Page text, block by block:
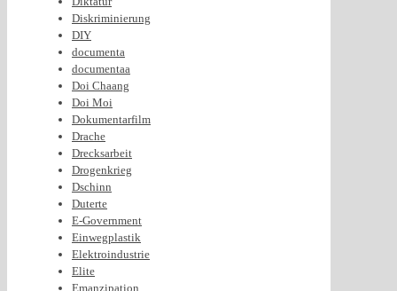
Diskriminierung
DIY
documenta
documentaa
Doi Chaang
Doi Moi
Dokumentarfilm
Drache
Drecksarbeit
Drogenkrieg
Dschinn
Duterte
E-Government
Einwegplastik
Elektroindustrie
Elite
Emanzipation